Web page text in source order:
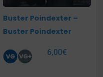
Buster Poindexter –
Buster Poindexter
6,00€